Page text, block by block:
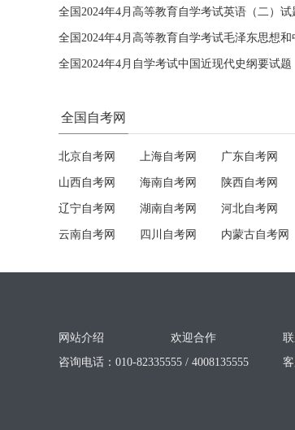
全国2024年4月高等教育自学考试英语（二）试
全国2024年4月自学考试中国近现代史纲要试题
全国自考网
北京自考网 上海自考网 广东自考网
山西自考网 海南自考网 陕西自考网
辽宁自考网 湖南自考网 河北自考网
云南自考网 四川自考网 内蒙古自考网
网站介绍 欢迎合作
咨询电话：010-82335555 / 4008135555